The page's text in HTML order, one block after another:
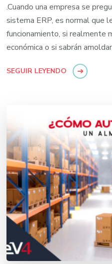
.Cuando una empresa se
sistema ERP, es normal que
funcionamiento, si realmente
económica o si sabrán
SEGUIR LEYENDO